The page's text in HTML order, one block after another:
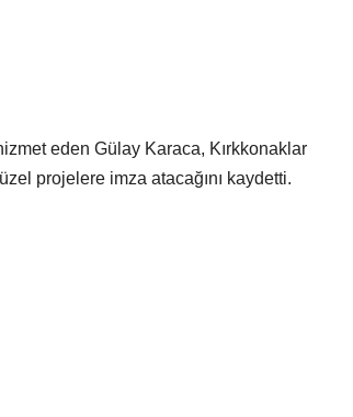
eden Gülay Karaca, Kırkkonaklar
projelere imza atacağını kaydetti.